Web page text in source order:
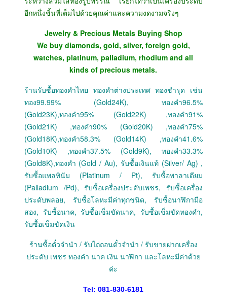
อีกหนึ่งชิ้นที่เต็มไปด้วยคุณค่าและความงดงามจริงๆ
Jewelry & Precious Metals Buying Shop
We buy diamonds, gold, silver, foreign gold,
watches, platinum, palladium, rhodium and all
kinds of precious metals.
ร้านรับซื้อทองคำไทย ทองคำต่างประเทศ ทองชำรุด เช่น
ทอง99.99% (Gold24K), ทองคำ96.5%
(Gold23K),ทองคำ95% (Gold22K) ,ทองคำ91%
(Gold21K) ,ทองคำ90% (Gold20K) ,ทองคำ75%
(Gold18K),ทองคำ58.3% (Gold14K) ,ทองคำ41.6%
(Gold10K) ,ทองคำ37.5% (Gold9K), ทองคำ33.3%
(Gold8K),ทองคำ (Gold / Au), รับซื้อเงินแท้ (Silver/ Ag) ,
รับซื้อแพลทินัม (Platinum / Pt), รับซื้อพาลาเดียม
(Palladium /Pd), รับซื้อเครื่องประดับเพชร, รับซื้อเครื่อง
ประดับพลอย, รับซื้อโลหะมีค่าทุกชนิด, รับซื้อนาฬิกามือ
สอง, รับซื้อนาค, รับซื้อเข็มขัดนาค, รับซื้อเข็มขัดทองคำ,
รับซื้อเข็มขัดเงิน
ร้านซื้อตั๋วจำนำ / รับไถ่ถอนตั๋วจำนำ / รับขายฝากเครื่อง
ประดับ เพชร ทองคำ นาค เงิน นาฬิกา และโลหะมีค่าด้วย
ค่ะ
Tel: 081-830-6181